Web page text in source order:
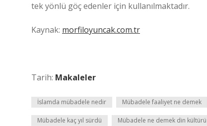
tek yönlü göç edenler için kullanılmaktadır.
Kaynak: morfiloyuncak.com.tr
Tarih: Makaleler
İslamda mübadele nedir Mübadele faaliyet ne demek
Mübadele kaç yıl sürdü Mübadele ne demek din kültürü